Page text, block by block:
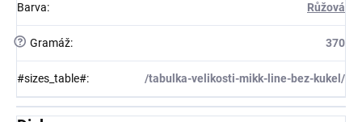
Barva: Růžová
? Gramáž: 370
#sizes_table#: /tabulka-velikosti-mikk-line-bez-kukel/